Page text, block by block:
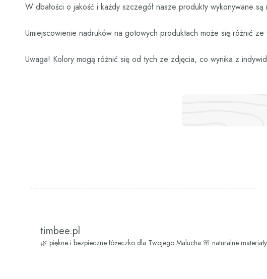
W dbałości o jakość i każdy szczegół nasze produkty wykonywane
Umiejscowienie nadruków na gotowych produktach może się różnić
Uwaga! Kolory mogą różnić się od tych ze zdjęcia, co wynika z
timbee.pl
🌿 piękne i bezpieczne łóżeczko dla Twojego Malucha 🌸 naturalne materiały